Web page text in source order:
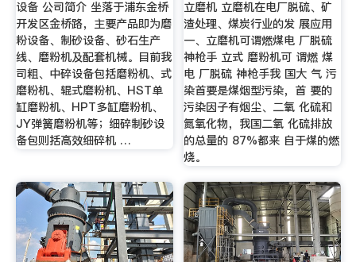
设备 公司简介 坐落于浦东金桥
开发区金桥路，主要产品即为磨
粉设备、制砂设备、砂石生产
线、磨粉机及配套机械。目前我
司粗、中碎设备包括磨粉机、式
磨粉机、辊式磨粉机、HST单
缸磨粉机、HPT多缸磨粉机、
JY弹簧磨粉机等；细碎制砂设
备包则括高效细碎机 …
立磨机 立磨机在电厂脱硫、矿
渣处理、煤炭行业的发 展应用
一、立磨机可谓燃煤电 厂脱硫
神枪手 立式 磨粉机可 谓燃 煤
电 厂脱硫 神枪手我 国大 气 污
染首要是煤烟型污染，首 要的
污染因子有烟尘、二氧 化硫和
氮氧化物，我国二氧 化硫排放
的总量的 87%都来 自于煤的燃
烧。